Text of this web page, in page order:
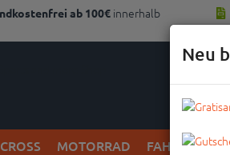
ab 100€ innerhalb
MOTORRAD FAHRRAD
Neu